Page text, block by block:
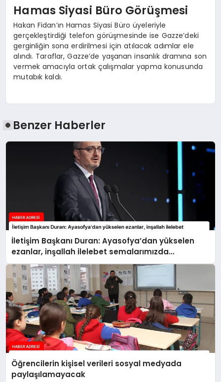
Hamas Siyasi Büro Görüşmesi
Hakan Fidan’ın Hamas Siyasi Büro üyeleriyle
gerçekleştirdiği telefon görüşmesinde ise Gazze’deki
gerginliğin sona erdirilmesi için atılacak adımlar ele
alındı. Taraflar, Gazze’de yaşanan insanlık dramına son
vermek amacıyla ortak çalışmalar yapma konusunda
mutabık kaldı.
Benzer Haberler
İletişim Başkanı Duran: Ayasofya’dan yükselen
ezanlar, inşallah ilelebet semalarımızda
yankılanmaya devam edecektir
Öğrencilerin kişisel verileri sosyal medyada
paylaşılamayacak